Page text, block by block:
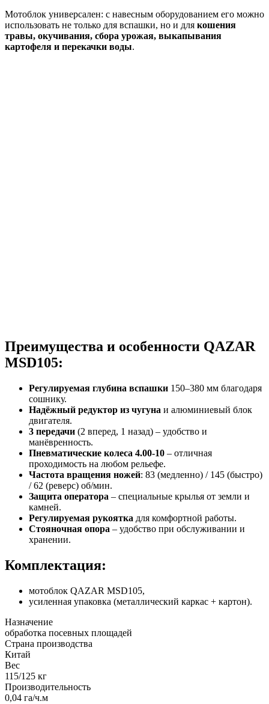
Мотоблок универсален: с навесным оборудованием его можно
использовать не только для вспашки, но и для кошения
травы, окучивания, сбора урожая, выкапывания
картофеля и перекачки воды.
Преимущества и особенности QAZAR
MSD105:
Регулируемая глубина вспашки 150–380 мм благодаря
сошнику.
Надёжный редуктор из чугуна и алюминиевый блок
двигателя.
3 передачи (2 вперед, 1 назад) – удобство и
манёвренность.
Пневматические колеса 4.00-10 – отличная
проходимость на любом рельефе.
Частота вращения ножей: 83 (медленно) / 145 (быстро)
/ 62 (реверс) об/мин.
Защита оператора – специальные крылья от земли и
камней.
Регулируемая рукоятка для комфортной работы.
Стояночная опора – удобство при обслуживании и
хранении.
Комплектация:
мотоблок QAZAR MSD105,
усиленная упаковка (металлический каркас + картон).
Назначение
обработка посевных площадей
Страна производства
Китай
Вес
115/125 кг
Производительность
0,04 га/ч.м